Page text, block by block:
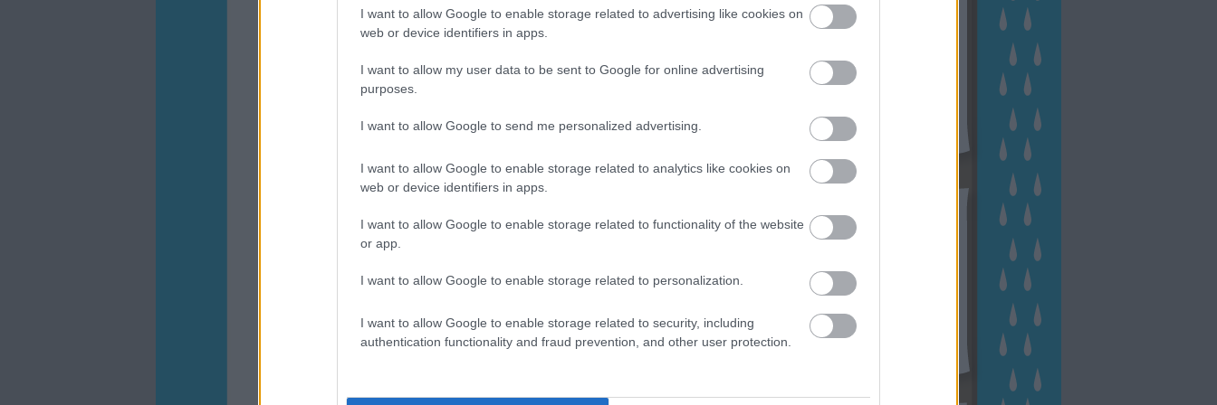
I want to allow Google to enable storage related to advertising like cookies on
web or device identifiers in apps.
I want to allow my user data to be sent to Google for online advertising
purposes.
I want to allow Google to send me personalized advertising.
I want to allow Google to enable storage related to analytics like cookies on
web or device identifiers in apps.
I want to allow Google to enable storage related to functionality of the website
or app.
I want to allow Google to enable storage related to personalization.
I want to allow Google to enable storage related to security, including
authentication functionality and fraud prevention, and other user protection.
2022 szeptember
2022 augusztus
2022 április (
2021 december
2021 október